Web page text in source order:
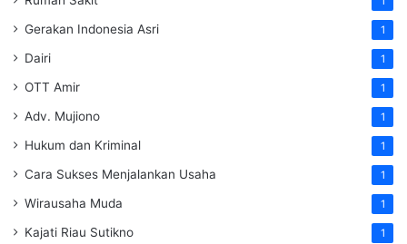
Gerakan Indonesia Asri 1
Dairi 1
OTT Amir 1
Adv. Mujiono 1
Hukum dan Kriminal 1
Cara Sukses Menjalankan Usaha 1
Wirausaha Muda 1
Kajati Riau Sutikno 1